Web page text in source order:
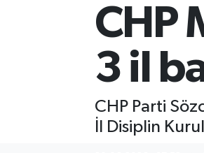
CHP
3 il
CHP Parti
İl Disiplin
Son Dakika Haberleri
Haber Arşivi